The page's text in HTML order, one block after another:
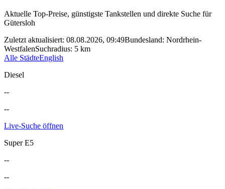
Aktuelle Top-Preise, günstigste Tankstellen und direkte Suche für
Gütersloh
Zuletzt aktualisiert: 08.08.2026, 09:49Bundesland: Nordrhein-
WestfalenSuchradius: 5 km
Alle StädteEnglish
Diesel
--
--
Live-Suche öffnen
Super E5
--
--